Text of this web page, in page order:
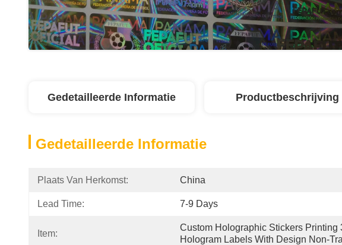
Gedetailleerde Informatie Productbeschrijving
Gedetailleerde Informatie
Plaats Van Herkomst: China
Lead Time: 7-9 Days
Item:
Custom Holographic Stickers Printing
Hologram Labels With Design Non-